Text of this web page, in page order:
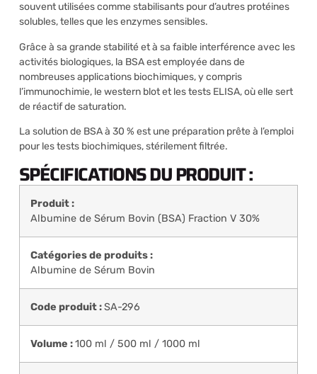
souvent utilisées comme stabilisants pour d’autres protéines
solubles, telles que les enzymes sensibles.
Grâce à sa grande stabilité et à sa faible interférence avec les
activités biologiques, la BSA est employée dans de
nombreuses applications biochimiques, y compris
l’immunochimie, le western blot et les tests ELISA, où elle sert
de réactif de saturation.
La solution de BSA à 30 % est une préparation prête à l’emploi
pour les tests biochimiques, stérilement filtrée.
SPÉCIFICATIONS DU PRODUIT :
Produit :
Albumine de Sérum Bovin (BSA) Fraction V 30%
Catégories de produits :
Albumine de Sérum Bovin
Code produit :SA-296
Volume :100 ml / 500 ml / 1000 ml